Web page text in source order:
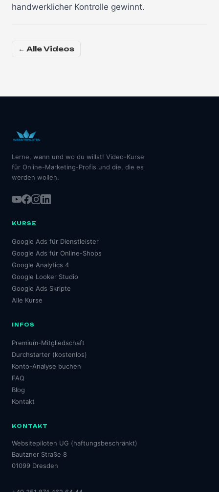
handwerklicher Kontrolle gewinnt.
← Alle Videos
Lerne, wann und wo du willst! Video-Kurse
für Online-Marketing-Profis und die, die es
werden wollen.
KURSE
Google Ads für Dienstleister
Google Ads für Online-Shops
Google Analytics 4
Google Looker Studio
Google Ads Skripte
Alle Kurse
INFOS
Premium-Mitgliedschaft
Durchstarter (kostenlos)
Konto-Analyse buchen
FAQ
Blog
Kontakt
KONTAKT
Websitepiloten UG (haftungsbeschränkt)
Bautzner Straße 8
01099 Dresden